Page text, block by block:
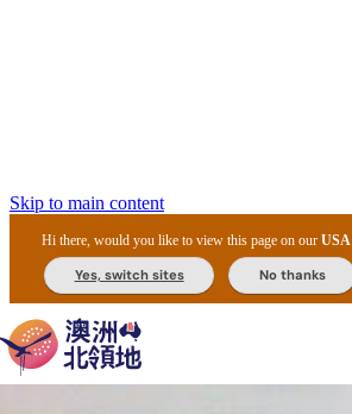
Skip to main content
Hi there, would you like to view this page on ourUSA
Yes, switch sites No thanks